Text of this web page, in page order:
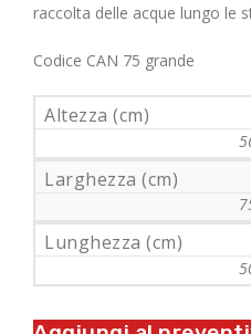
raccolta delle acque lungo le
Codice CAN 75 grande
Altezza (cm)
Larghezza (cm)
Lunghezza (cm)